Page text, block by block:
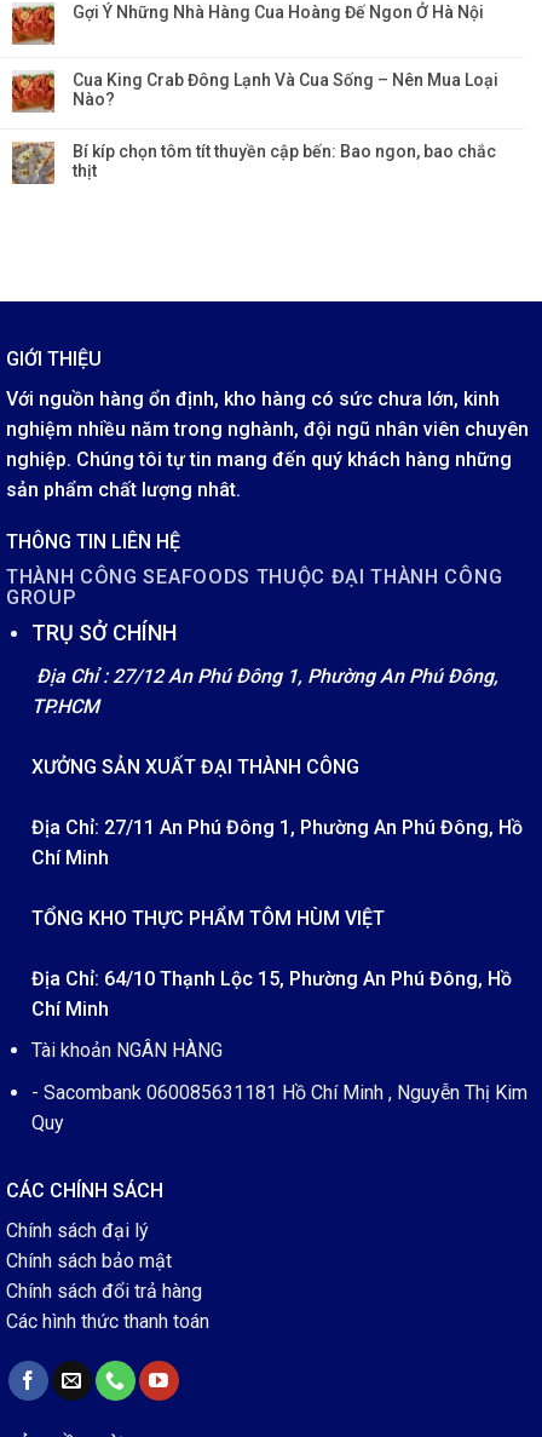
Gợi Ý Những Nhà Hàng Cua Hoàng Đế Ngon Ở Hà Nội
Cua King Crab Đông Lạnh Và Cua Sống – Nên Mua Loại
Nào?
Bí kíp chọn tôm tít thuyền cập bến: Bao ngon, bao chắc
thịt
GIỚI THIỆU
Với nguồn hàng ổn định, kho hàng có sức chưa lớn, kinh
nghiệm nhiều năm trong nghành, đội ngũ nhân viên chuyên
nghiệp. Chúng tôi tự tin mang đến quý khách hàng những
sản phẩm chất lượng nhât.
THÔNG TIN LIÊN HỆ
THÀNH CÔNG SEAFOODS THUỘC ĐẠI THÀNH CÔNG
GROUP
TRỤ SỞ CHÍNH
Địa Chỉ : 27/12 An Phú Đông 1, Phường An Phú Đông,
TP.HCM
XƯỞNG SẢN XUẤT ĐẠI THÀNH CÔNG
Địa Chỉ: 27/11 An Phú Đông 1, Phường An Phú Đông, Hồ
Chí Minh
TỔNG KHO THỰC PHẨM TÔM HÙM VIỆT
Địa Chỉ: 64/10 Thạnh Lộc 15, Phường An Phú Đông, Hồ
Chí Minh
Tài khoản NGÂN HÀNG
- Sacombank 060085631181 Hồ Chí Minh , Nguyễn Thị Kim
Quy
CÁC CHÍNH SÁCH
Chính sách đại lý
Chính sách bảo mật
Chính sách đổi trả hàng
Các hình thức thanh toán